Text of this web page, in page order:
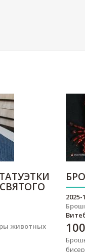
животных
2025-
100